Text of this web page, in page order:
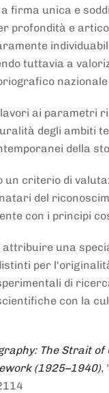
firma unica e
profondità e
tuttavia a
ai parametri
degli ambiti
della
un criterio di
del
con i principi
una
per
di
con la
The Strait
(1925–1940),